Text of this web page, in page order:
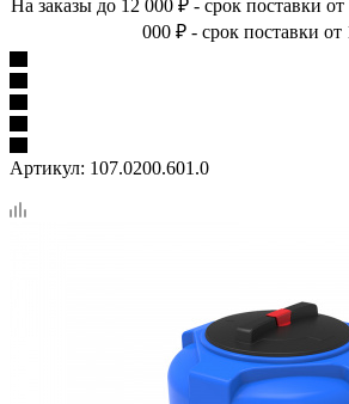
На заказы до 12 000 ₽ - срок поставки
000 ₽ - срок поставки от
Артикул: 107.0200.601.0